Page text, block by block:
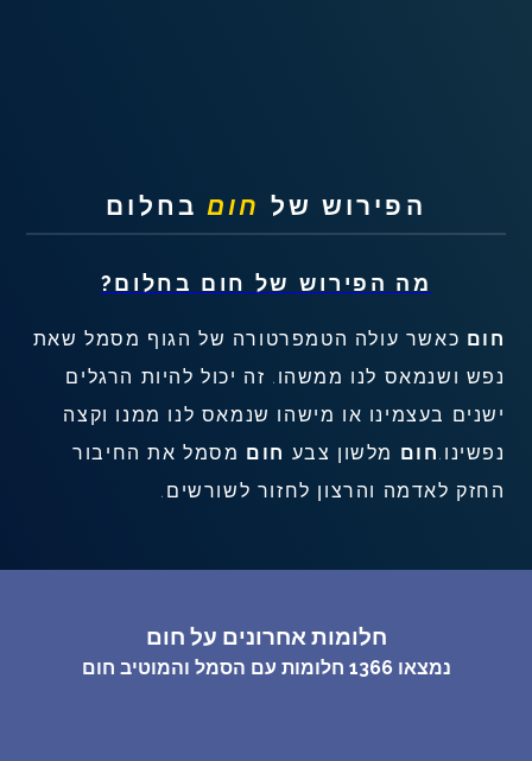
1
הפירוש של חוםבחלום
מה הפירוש של חום בחלום?
חום כאשר עולה הטמפרטורה של הגוף מסמל שאת
נפש ושנמאס לנו ממשהו. זה יכול להיות הרגלים
ישנים בעצמינו או מישהו שנמאס לנו ממנו וקצה
נפשינו.חום מלשון צבע חום מסמל את החיבור
החזק לאדמה והרצון לחזור לשורשים.
חלומות אחרונים על חום
נמצאו 1366 חלומות עם הסמל והמוטיב חום